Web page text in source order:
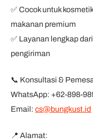
✅ Cocok untuk
makanan premium
✅ Layanan lengkap
pengiriman
📞 Konsultasi &
WhatsApp: +62-898-
Email:cs@bungkust.id
📍 Alamat: